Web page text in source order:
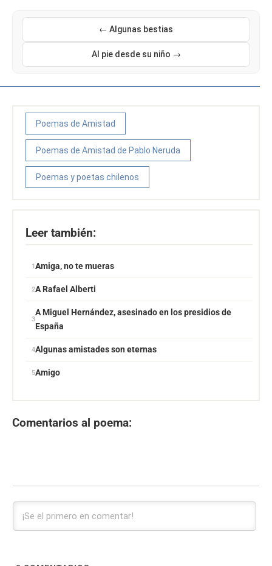
← Algunas bestias
Al pie desde su niño →
Poemas de Amistad
Poemas de Amistad de Pablo Neruda
Poemas y poetas chilenos
Leer también:
Amiga, no te mueras
A Rafael Alberti
A Miguel Hernández, asesinado en los presidios de
España
Algunas amistades son eternas
Amigo
Comentarios al poema: